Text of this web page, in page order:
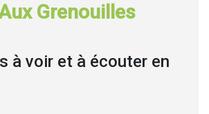
Grenouilles
à voir et à écouter en